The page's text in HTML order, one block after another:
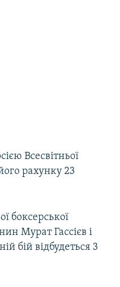
Всесвітньої
рахунку 23
боксерської
Мурат Гассієв і
бій відбудеться 3